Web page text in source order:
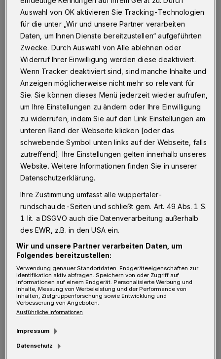
Erich Maria Remarque gibt es am Freitag (8. Mai 2015)
eine Exkursion des Regionalbüros von "Arbeit und
Leben" aus Anlass des 70. Jahrestages der Befreiung
vom Faschismus.
15.04.2015 , 12:45 Uhr Eine Minute Lesezeit
D
ie Tour führt nach Osnabrück ins
Museum Felix-Nussbaum-Haus.
Remarques schonungsloser Erster-
Weltkriegs-Roman war eines der meist
verkauften Bücher der ersten Hälfte des 20.
Jahrhunderts. Das Museum Felix-Nussbaum-
Haus zeigt Bilder des in Auschwitz
ermordeten Malers Felix Nussbaum, der alle
Erfahrungen der Jahrzehnte nach dem Ersten
Weltkrieg in seinen Bildern festgehalten hat.
Auswahl von OK aktivieren Sie Tracking-Technologien
für die unter „Wir und unsere Partner verarbeiten
Daten, um Ihnen Dienste bereitzustellen“ aufgeführten
Zwecke. Durch Auswahl von Alle ablehnen oder
Widerruf Ihrer Einwilligung werden diese deaktiviert.
Wenn Tracker deaktiviert sind, sind manche Inhalte und
Anzeigen möglicherweise nicht mehr so relevant für
Sie. Sie können dieses Menü jederzeit wieder aufrufen,
um Ihre Einstellungen zu ändern oder Ihre Einwilligung
zu widerrufen, indem Sie auf den Link Einstellungen am
unteren Rand der Webseite klicken [oder das
schwebende Symbol unten links auf der Webseite, falls
zutreffend]. Ihre Einstellungen gelten innerhalb unseres
Website. Weitere Informationen finden Sie in unserer
Datenschutzerklärung.
Ihre Zustimmung umfasst alle wuppertaler-
rundschau.de-Seiten und schließt gem. Art. 49 Abs. 1 S.
1 lit. a DSGVO auch die Datenverarbeitung außerhalb
des EWR, z.B. in den USA ein.
Wir und unsere Partner verarbeiten Daten, um
Folgendes bereitzustellen:
Verwendung genauer Standortdaten. Endgeräteeigenschaften zur
Identifikation aktiv abfragen. Speichern von oder Zugriff auf
Informationen auf einem Endgerät. Personalisierte Werbung und
Inhalte, Messung von Werbeleistung und der Performance von
Inhalten, Zielgruppenforschung sowie Entwicklung und
Verbesserung von Angeboten.
Ausführliche Informationen
Impressum
Datenschutz